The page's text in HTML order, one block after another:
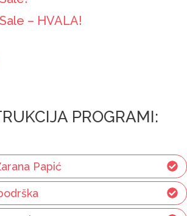
– HVALA!
PROGRAMI:
Papić